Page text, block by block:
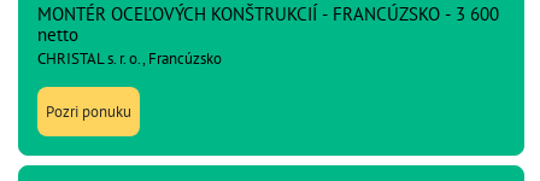
MONTÉR OCEĽOVÝCH KONŠTRUKCIÍ - FRANCÚZSKO - 3 600
netto
CHRISTAL s. r. o., Francúzsko
Pozri ponuku